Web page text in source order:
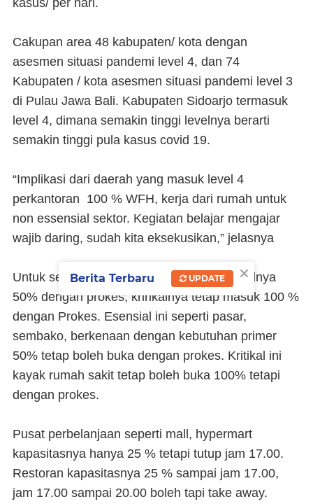
Cakupan area 48 kabupaten/ kota dengan
asesmen situasi pandemi level 4, dan 74
Kabupaten / kota asesmen situasi pandemi level 3
di Pulau Jawa Bali. Kabupaten Sidoarjo termasuk
level 4, dimana semakin tinggi levelnya berarti
semakin tinggi pula kasus covid 19.
“Implikasi dari daerah yang masuk level 4
perkantoran 100 % WFH, kerja dari rumah untuk
non essensial sektor. Kegiatan belajar mengajar
wajib daring, sudah kita eksekusikan,” jelasnya
Untuk sektor essensial dan kritikal, esensialnya
50% dengan prokes, kririkalnya tetap masuk 100 %
dengan Prokes. Esensial ini seperti pasar,
sembako, berkenaan dengan kebutuhan primer
50% tetap boleh buka dengan prokes. Kritikal ini
kayak rumah sakit tetap boleh buka 100% tetapi
dengan prokes.
Pusat perbelanjaan seperti mall, hypermart
kapasitasnya hanya 25 % tetapi tutup jam 17.00.
Restoran kapasitasnya 25 % sampai jam 17.00,
jam 17.00 sampai 20.00 boleh tapi take away.
×
Berita Terbaru UPDATE